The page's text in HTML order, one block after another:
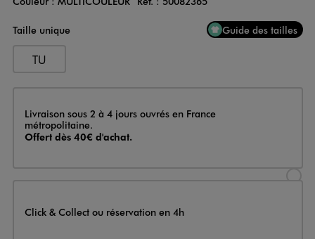
Taille unique
Guide des tailles
TU
Livraison
Livraison sous 2 à 4 jours ouvrés en France
métropolitaine.
Offert dès 40€ d'achat.
Click & Collect ou réservation en 4h